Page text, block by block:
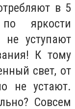
в 5
яркости
уступают
К тому
свет, от
не устают.
Совсем